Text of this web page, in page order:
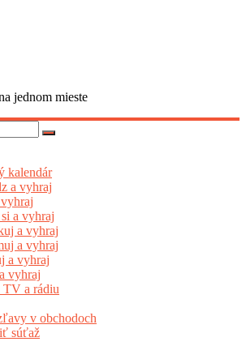
jednom mieste
kalendár
a vyhraj
a vyhraj
a vyhraj
a vyhraj
a vyhraj
vyhraj
TV a rádiu
v obchodoch
súťaž